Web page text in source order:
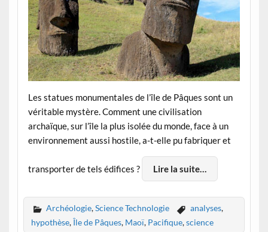
Les statues monumentales de l’île de Pâques sont un
véritable mystère. Comment une civilisation
archaïque, sur l’île la plus isolée du monde, face à un
environnement aussi hostile, a-t-elle pu fabriquer et
transporter de tels édifices ? Lire la suite…
Archéologie,Science Technologie analyses,
hypothèse,Île de Pâques, Maoï, Pacifique,science